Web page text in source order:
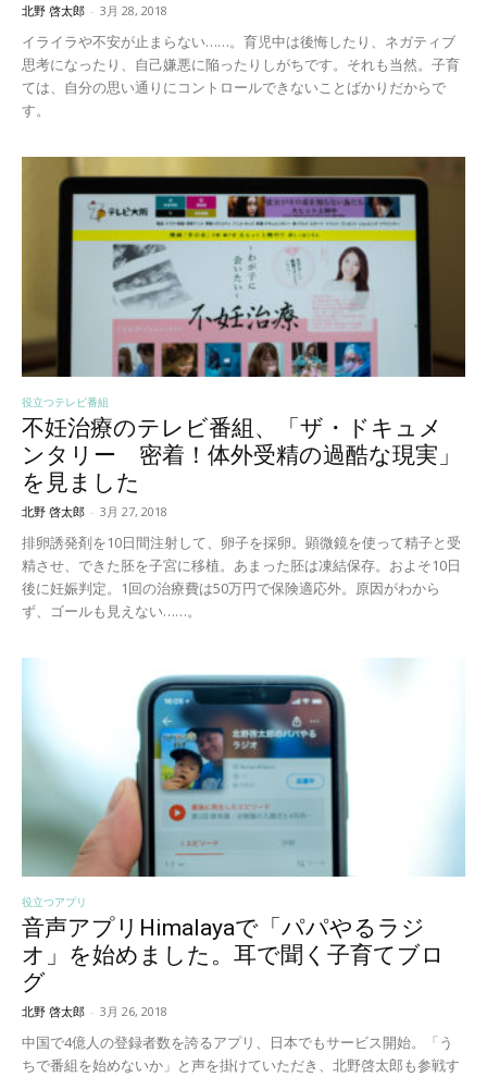
北野 啓太郎 - 3月 28, 2018
イライラや不安が止まらない……。育児中は後悔したり、ネガティブ
思考になったり、自己嫌悪に陥ったりしがちです。それも当然。子育
ては、自分の思い通りにコントロールできないことばかりだからで
す。
役立つテレビ番組
不妊治療のテレビ番組、「ザ・ドキュメ
ンタリー 密着！体外受精の過酷な現実」
を見ました
北野 啓太郎 - 3月 27, 2018
排卵誘発剤を10日間注射して、卵子を採卵。顕微鏡を使って精子と受
精させ、できた胚を子宮に移植。あまった胚は凍結保存。およそ10日
後に妊娠判定。1回の治療費は50万円で保険適応外。原因がわから
ず、ゴールも見えない……。
役立つアプリ
音声アプリHimalayaで「パパやるラジ
オ」を始めました。耳で聞く子育てブロ
グ
北野 啓太郎 - 3月 26, 2018
中国で4億人の登録者数を誇るアプリ、日本でもサービス開始。「う
ちで番組を始めないか」と声を掛けていただき、北野啓太郎も参戦す